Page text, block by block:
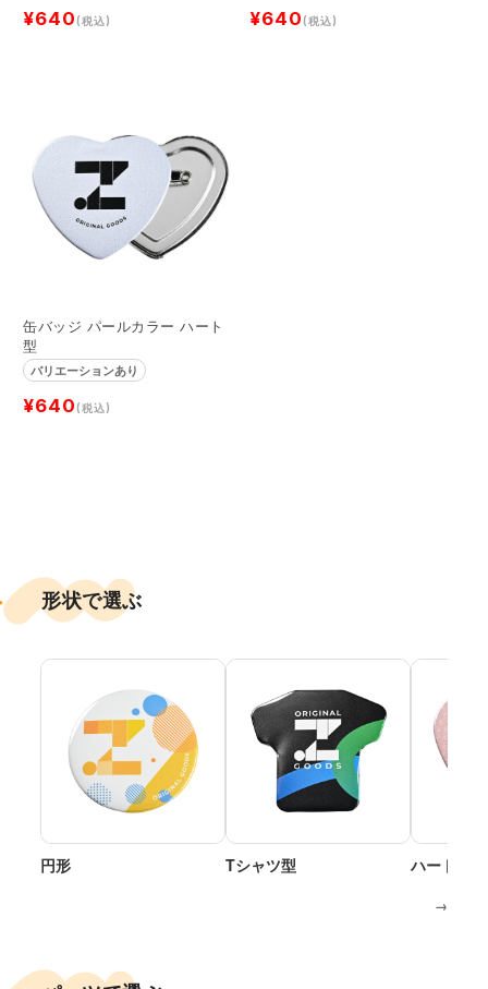
¥640(税込) ¥640(税込)
缶バッジ パールカラー ハート
型
バリエーションあり
¥640(税込)
形状で選ぶ
円形 Tシャツ型 ハート型
→